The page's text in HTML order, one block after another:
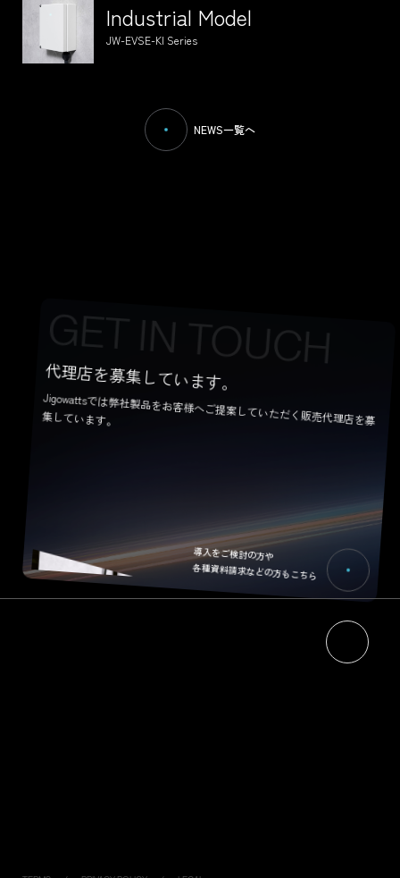
Industrial Model
JW-EVSE-KI Series
NEWS一覧へ
GET IN TOUCH
代理店を募集しています。
Jigowattsでは弊社製品をお客様へご提案していただく販売代理店を募
集しています。
導入をご検討の方や
各種資料請求などの方もこちら